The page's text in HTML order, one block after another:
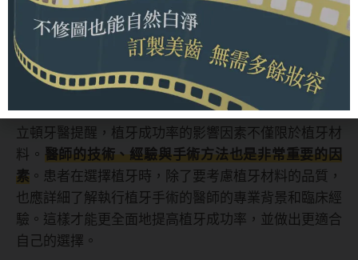
植牙品牌確實會對成功率產生一定的影響。通常而言，
大型植體廠商會擁有更豐富的資源，包括
在植體開發階
段進行的縝密研究與廣泛的臨床實驗。這些廠商通常能
提供更先進與可靠的植牙材料，因此其植牙成功率通常
會較高。
立頓牙醫提醒，植牙成功率的影響因素不僅限於植牙材
料。 醫師的技術、經驗與手術方法也是非常重要的因
素 。患者在選擇植牙時，除了要考慮植牙材料的品質，
也應詳細了解執行植牙手術的醫師的專業背景和臨床經
驗。這樣才能更全面地提高植牙成功率，並做出更適合
自己的選擇。